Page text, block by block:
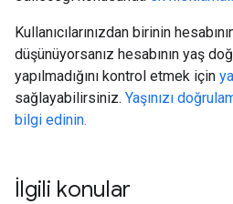
Kullanıcılarınızdan birinin
düşünüyorsanız hesabının yaş
yapılmadığını kontrol etmek için
sağlayabilirsiniz. Yaşınızı
bilgi edinin.
İlgili konular